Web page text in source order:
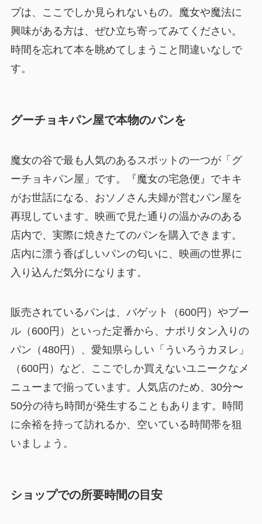
プは、ここでしか見られないもの。魔女や魔法に
興味がある方は、ぜひ立ち寄ってみてください。
時間を忘れて本を眺めてしまうこと間違いなしで
す。
グーチョキパン屋で本物のパンを
魔女の谷で最も人気のあるスポットの一つが「グ
ーチョキパン屋」です。『魔女の宅急便』でキキ
がお世話になる、おソノさん夫婦が営むパン屋を
再現しています。映画で見た通りの温かみのある
店内で、実際に焼きたてのパンを購入できます。
店内に漂う香ばしいパンの匂いに、映画の世界に
入り込んだ気分になります。
販売されているパンは、バゲット（600円）やブー
ル（600円）といった定番から、ナポリタン入りの
パン（480円）、愛知県らしい「ういろうカヌレ」
（600円）など、ここでしか買えないユニークなメ
ニューまで揃っています。人気店のため、30分〜
50分の待ち時間が発生することもあります。時間
に余裕を持って訪れるか、空いている時間帯を狙
いましょう。
ショップでの所要時間の目安